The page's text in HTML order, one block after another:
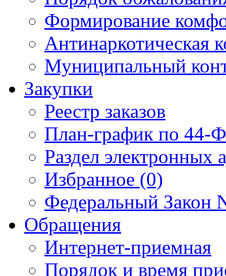
Формирование
Антинаркотическая
Муниципальный
Закупки
Реестр заказов
План-график по 44-
Раздел
Избранное (0)
Федеральный Закон
Обращения
Интернет-приемная
Порядок и время